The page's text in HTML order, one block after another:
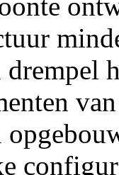
drempel